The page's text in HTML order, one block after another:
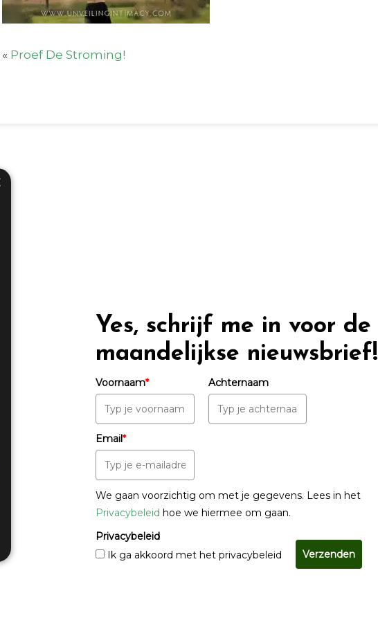
« Proef De Stroming!
Yes, schrijf me in voor de
maandelijkse nieuwsbrief!
Voornaam* Achternaam
Email*
We gaan voorzichtig om met je gegevens. Lees in het
Privacybeleid hoe we hiermee om gaan.
Privacybeleid
Ik ga akkoord met het privacybeleid
Verzenden